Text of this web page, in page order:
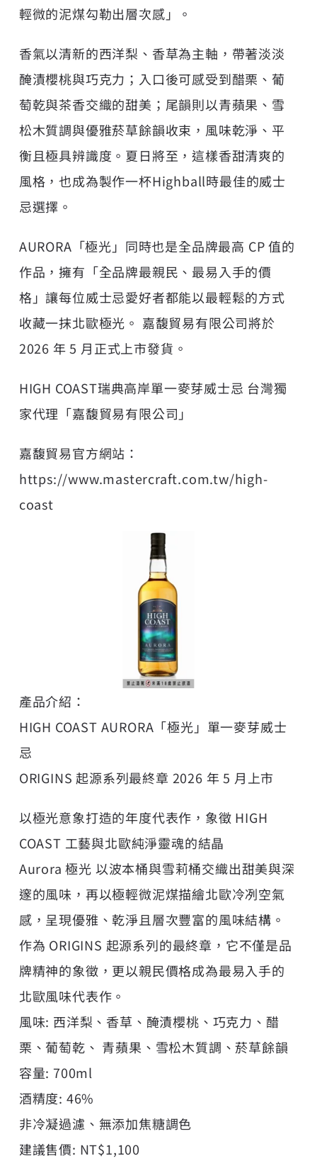
輕微的泥煤勾勒出層次感」。
香氣以清新的西洋梨、香草為主軸，帶著淡淡
醃漬櫻桃與巧克力；入口後可感受到醋栗、葡
萄乾與茶香交織的甜美；尾韻則以青蘋果、雪
松木質調與優雅菸草餘韻收束，風味乾淨、平
衡且極具辨識度。夏日將至，這樣香甜清爽的
風格，也成為製作一杯Highball時最佳的威士
忌選擇。
AURORA「極光」同時也是全品牌最高 CP 值的
作品，擁有「全品牌最親民、最易入手的價
格」讓每位威士忌愛好者都能以最輕鬆的方式
收藏一抹北歐極光。 嘉馥貿易有限公司將於
2026 年 5 月正式上市發貨。
HIGH COAST瑞典高岸單一麥芽威士忌 台灣獨
家代理「嘉馥貿易有限公司」
嘉馥貿易官方網站：
https://www.mastercraft.com.tw/high-
coast
產品介紹：
HIGH COAST AURORA「極光」單一麥芽威士
忌
ORIGINS 起源系列最終章 2026 年 5 月上市
以極光意象打造的年度代表作，象徵 HIGH
COAST 工藝與北歐純淨靈魂的結晶
Aurora 極光 以波本桶與雪莉桶交織出甜美與深
邃的風味，再以極輕微泥煤描繪北歐冷冽空氣
感，呈現優雅、乾淨且層次豐富的風味結構。
作為 ORIGINS 起源系列的最終章，它不僅是品
牌精神的象徵，更以親民價格成為最易入手的
北歐風味代表作。
風味: 西洋梨、香草、醃漬櫻桃、巧克力、醋
栗、葡萄乾、 青蘋果、雪松木質調、菸草餘韻
容量: 700ml
酒精度: 46%
非冷凝過濾、無添加焦糖調色
建議售價: NT$1,100